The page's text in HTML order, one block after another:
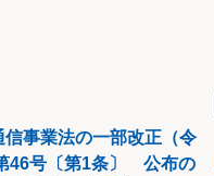
信事業法の一部改正（令
46号〔第1条〕 公布の